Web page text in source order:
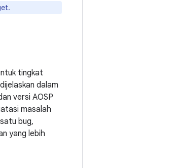
tingkat
dalam
versi AOSP
masalah
bug,
yang lebih